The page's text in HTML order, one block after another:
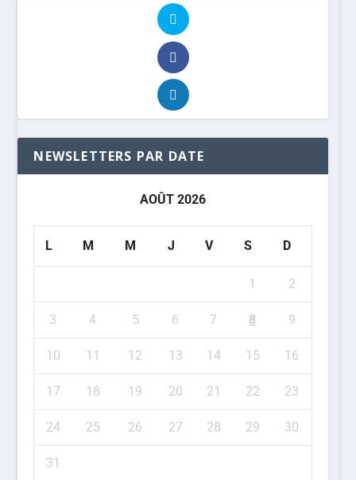
NEWSLETTERS PAR DATE
AOÛT 2026
L M M J V S D
1 2
3 4 5 6 7 8 9
10 11 12 13 14 15 16
17 18 19 20 21 22 23
24 25 26 27 28 29 30
31